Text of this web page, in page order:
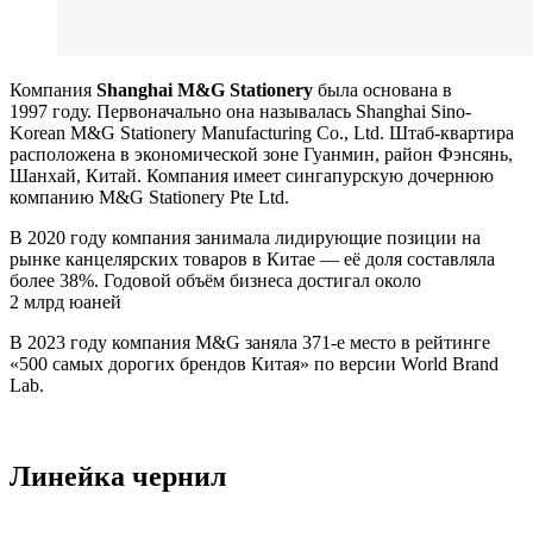
Компания Shanghai M&G Stationery была основана в
1997 году. Первоначально она называлась Shanghai Sino-
Korean M&G Stationery Manufacturing Co., Ltd. Штаб-квартира
расположена в экономической зоне Гуанмин, район Фэнсянь,
Шанхай, Китай. Компания имеет сингапурскую дочернюю
компанию M&G Stationery Pte Ltd.
В 2020 году компания занимала лидирующие позиции на
рынке канцелярских товаров в Китае — её доля составляла
более 38%. Годовой объём бизнеса достигал около
2 млрд юаней
В 2023 году компания M&G заняла 371-е место в рейтинге
«500 самых дорогих брендов Китая» по версии World Brand
Lab.
Линейка чернил